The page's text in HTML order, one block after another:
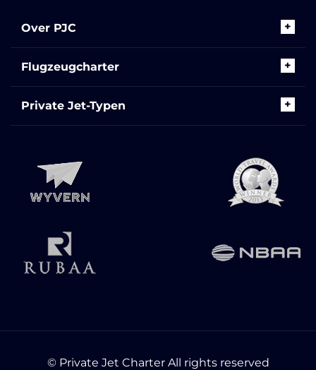
Over PJC
Flugzeugcharter
Private Jet-Typen
© Private Jet Charter All rights reserved